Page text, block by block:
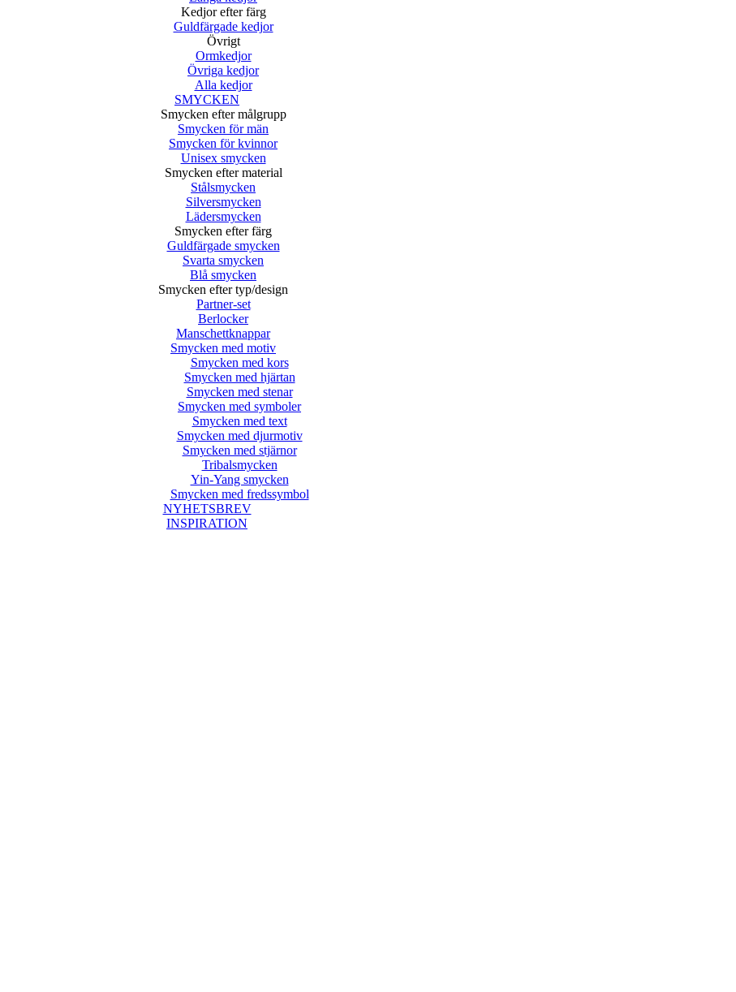
Kedjor efter färg
Guldfärgade kedjor
Övrigt
Ormkedjor
Övriga kedjor
Alla kedjor
SMYCKEN
Smycken efter målgrupp
Smycken för män
Smycken för kvinnor
Unisex smycken
Smycken efter material
Stålsmycken
Silversmycken
Lädersmycken
Smycken efter färg
Guldfärgade smycken
Svarta smycken
Blå smycken
Smycken efter typ/design
Partner-set
Berlocker
Manschettknappar
Smycken med motiv
Smycken med kors
Smycken med hjärtan
Smycken med stenar
Smycken med symboler
Smycken med text
Smycken med djurmotiv
Smycken med stjärnor
Tribalsmycken
Yin-Yang smycken
Smycken med fredssymbol
NYHETSBREV
INSPIRATION